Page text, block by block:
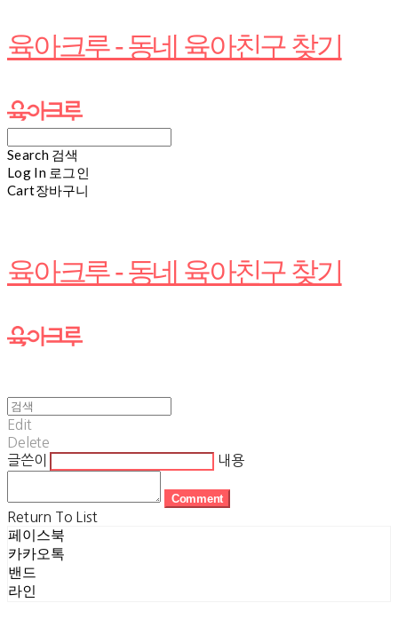
육아크루 - 동네 육아친구 찾기
Search 검색
Log In 로그인
Cart장바구니
육아크루 - 동네 육아친구 찾기
Edit
Delete
글쓴이
내용
Comment
Return To List
페이스북
카카오톡
밴드
라인